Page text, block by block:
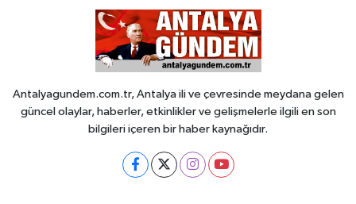
Antalyagundem.com.tr, Antalya ili ve çevresinde meydana gelen
güncel olaylar, haberler, etkinlikler ve gelişmelerle ilgili en son
bilgileri içeren bir haber kaynağıdır.